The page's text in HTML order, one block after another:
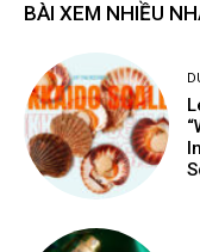
BÀI XEM NHIỀU